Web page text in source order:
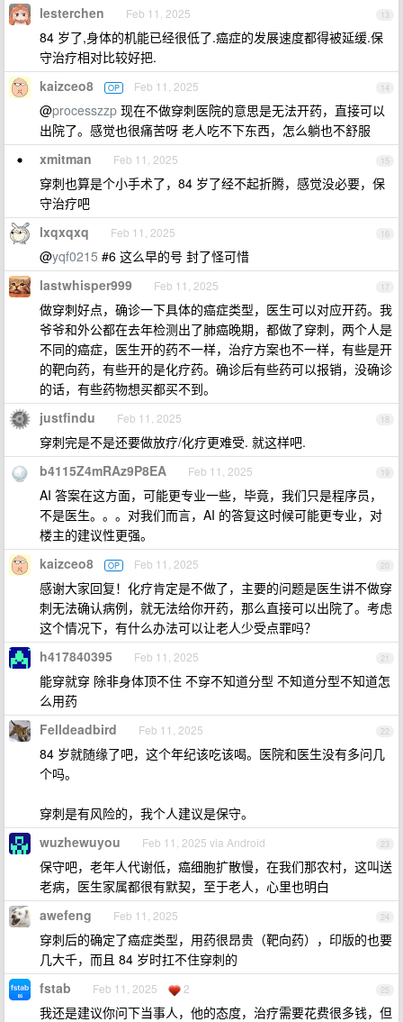
13
lesterchen Feb 11, 2025
84 岁了,身体的机能已经很低了.癌症的发展速度都得被延缓.保
守治疗相对比较好把.
14
kaizceo8 OP Feb 11, 2025
@processzzp 现在不做穿刺医院的意思是无法开药，直接可以
出院了。感觉也很痛苦呀 老人吃不下东西，怎么躺也不舒服
15
xmitman Feb 11, 2025
穿刺也算是个小手术了，84 岁了经不起折腾，感觉没必要，保
守治疗吧
16
lxqxqxq Feb 11, 2025
@yqf0215 #6 这么早的号 封了怪可惜
17
lastwhisper999 Feb 11, 2025
做穿刺好点，确诊一下具体的癌症类型，医生可以对应开药。我
爷爷和外公都在去年检测出了肺癌晚期，都做了穿刺，两个人是
不同的癌症，医生开的药不一样，治疗方案也不一样，有些是开
的靶向药，有些开的是化疗药。确诊后有些药可以报销，没确诊
的话，有些药物想买都买不到。
18
justfindu Feb 11, 2025
穿刺完是不是还要做放疗/化疗更难受. 就这样吧.
19
b4115Z4mRAz9P8EA Feb 11, 2025
AI 答案在这方面，可能更专业一些，毕竟，我们只是程序员，
不是医生。。。对我们而言，AI 的答复这时候可能更专业，对
楼主的建议性更强。
20
kaizceo8 OP Feb 11, 2025
感谢大家回复！化疗肯定是不做了，主要的问题是医生讲不做穿
刺无法确认病例，就无法给你开药，那么直接可以出院了。考虑
这个情况下，有什么办法可以让老人少受点罪吗？
21
h417840395 Feb 11, 2025
能穿就穿 除非身体顶不住 不穿不知道分型 不知道分型不知道怎
么用药
22
Felldeadbird Feb 11, 2025
84 岁就随缘了吧，这个年纪该吃该喝。医院和医生没有多问几
个吗。
穿刺是有风险的，我个人建议是保守。
23
wuzhewuyou Feb 11, 2025 via Android
保守吧，老年人代谢低，癌细胞扩散慢，在我们那农村，这叫送
老病，医生家属都很有默契，至于老人，心里也明白
24
awefeng Feb 11, 2025
穿刺后的确定了癌症类型，用药很昂贵（靶向药），印版的也要
几大千，而且 84 岁时扛不住穿刺的
25
fstab Feb 11, 2025 2
我还是建议你问下当事人，他的态度，治疗需要花费很多钱，但